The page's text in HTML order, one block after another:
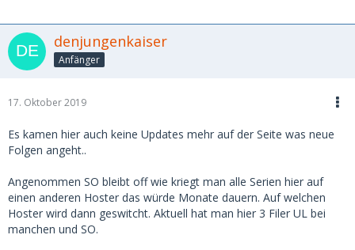
denjungenkaiser
Anfänger
17. Oktober 2019
Es kamen hier auch keine Updates mehr auf der Seite was neue
Folgen angeht..
Angenommen SO bleibt off wie kriegt man alle Serien hier auf
einen anderen Hoster das würde Monate dauern. Auf welchen
Hoster wird dann geswitcht. Aktuell hat man hier 3 Filer UL bei
manchen und SO.